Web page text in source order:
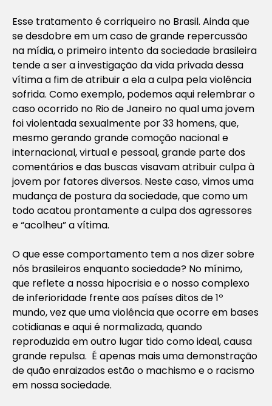
Esse tratamento é corriqueiro no Brasil. Ainda que
se desdobre em um caso de grande repercussão
na mídia, o primeiro intento da sociedade brasileira
tende a ser a investigação da vida privada dessa
vítima a fim de atribuir a ela a culpa pela violência
sofrida. Como exemplo, podemos aqui relembrar o
caso ocorrido no Rio de Janeiro no qual uma jovem
foi violentada sexualmente por 33 homens, que,
mesmo gerando grande comoção nacional e
internacional, virtual e pessoal, grande parte dos
comentários e das buscas visavam atribuir culpa à
jovem por fatores diversos. Neste caso, vimos uma
mudança de postura da sociedade, que como um
todo acatou prontamente a culpa dos agressores
e “acolheu” a vítima.
O que esse comportamento tem a nos dizer sobre
nós brasileiros enquanto sociedade? No mínimo,
que reflete a nossa hipocrisia e o nosso complexo
de inferioridade frente aos países ditos de 1º
mundo, vez que uma violência que ocorre em bases
cotidianas e aqui é normalizada, quando
reproduzida em outro lugar tido como ideal, causa
grande repulsa. É apenas mais uma demonstração
de quão enraizados estão o machismo e o racismo
em nossa sociedade.